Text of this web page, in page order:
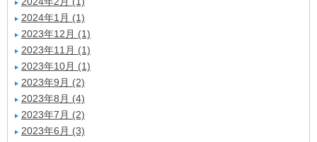
2024年1月 (1)
2023年12月 (1)
2023年11月 (1)
2023年10月 (1)
2023年9月 (2)
2023年8月 (4)
2023年7月 (2)
2023年6月 (3)